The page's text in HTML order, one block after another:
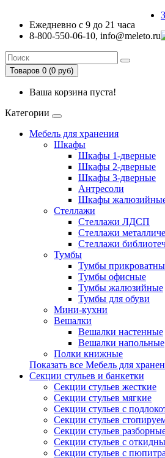
Ежедневно с 9 до 21 часа
8-800-550-06-10, info@meleto.ru
Товаров 0 (0 pуб)
Ваша корзина пуста!
Категории
Мебель для хранения
Шкафы
Шкафы 1-дверные
Шкафы 2-дверные
Шкафы 3-дверные
Антресоли
Шкафы
Стеллажи
Стеллажи ЛДСП
Стеллажи
Стеллажи
Тумбы
Тумбы
Тумбы офисные
Тумбы жалюзийные
Тумбы для обуви
Мини-кухни
Вешалки
Вешалки настенные
Вешалки напольные
Полки книжные
Показать все Мебель для
Секции стульев и банкетки
Секции стульев жесткие
Секции стульев мягкие
Секции стульев с
Секции стульев
Секции стульев
Секции стульев с
Секции стульев с